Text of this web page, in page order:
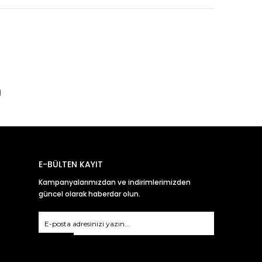
E-BÜLTEN KAYIT
Kampanyalarımızdan ve indirimlerimizden
güncel olarak haberdar olun.